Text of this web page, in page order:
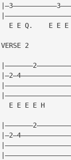
E E Q.    E E
VERSE 2
E E E E H